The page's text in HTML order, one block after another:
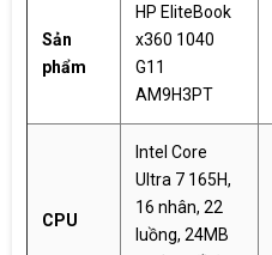
Sản
phẩm
HP EliteBook
x360 1040
G11
AM9H3PT
CPU
Intel Core
Ultra 7 165H,
16 nhân, 22
luồng, 24MB